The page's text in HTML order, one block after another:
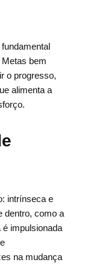
bem
o progresso,
alimenta a
intrínseca e
dentro, como a
impulsionada
na mudança